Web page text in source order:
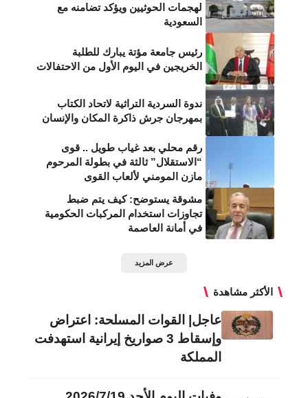
لهجمات الحوثيين ويؤكد تضامنه مع
السعودية
رئيس جامعة مؤتة يبارك للطلبة
الخريجين في اليوم الأول من الاحتفالات
ندوة السردية التراثية لاتحاد الكتاب
بمهرجان جرش ذاكرة المكان والإنسان
رقم محلي بعد غياب طويل .. قوى
“الاستقلال” ثالثة في بطولة المرحوم
مازن المومني لألعاب القوى
مشوقة يستوضح: كيف يتم ضبط
تجاوزات استخدام المركبات الحكومية
في أمانة العاصمة
عرض المزيد
الأكثر مشاهدة
عاجل| القوات المسلحة: اعتراض
وإسقاط 3 صواريخ إيرانية استهدفت
المملكة